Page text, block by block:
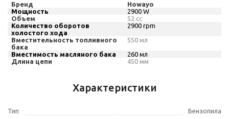
Бренд
Howayo
Мощность
2900W
Объем
52 cc
Количество оборотов
холостого хода
2900rpm
Вместительность топливного
бака
550 мл
Вместимость масляного бака
260 мл
Длина цепи
450 мм
Характеристики
Тип
Бензопила